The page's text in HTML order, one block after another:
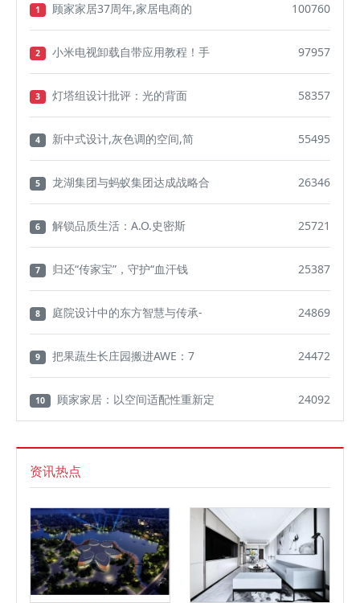
1 顾家家居37周年,家居电商的 100760
2 小米电视卸载自带应用教程！手 97957
3 灯塔组设计批评：光的背面 58357
4 新中式设计,灰色调的空间,简 55495
5 龙湖集团与蚂蚁集团达成战略合 26346
6 解锁品质生活：A.O.史密斯 25721
7 归还“传家宝”，守护“血汗钱 25387
8 庭院设计中的东方智慧与传承- 24869
9 把果蔬生长庄园搬进AWE：7 24472
10 顾家家居：以空间适配性重新定 24092
资讯热点